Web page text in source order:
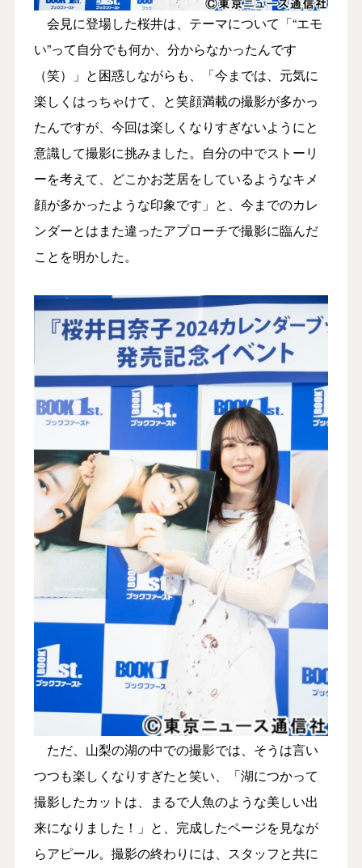
会見に登場した桜井は、テーマについて「“エモ
い”って自分でも何か、分からなかったんです
（笑）」と困惑しながらも、「今までは、元気に
楽しくはっちゃけて、と笑顔満載の撮影が多かっ
たんですが、今回は楽しくなりすぎないようにと
意識して撮影に挑みました。自分の中でストーリ
ーを考えて、どこかお芝居をしているようなキメ
顔が多かったような印象です」と、今までのカレ
ンダーとはまた違ったアプローチで撮影に臨んだ
ことを明かした。
ただ、山梨の湖の中での撮影では、そうは言い
つつも楽しくなりすぎたと笑い、「湖につかって
撮影したカットは、まるで人魚のような美しい出
来になりました！」と、完成したページを見なが
らアピール。撮影の終わりには、スタッフと共に